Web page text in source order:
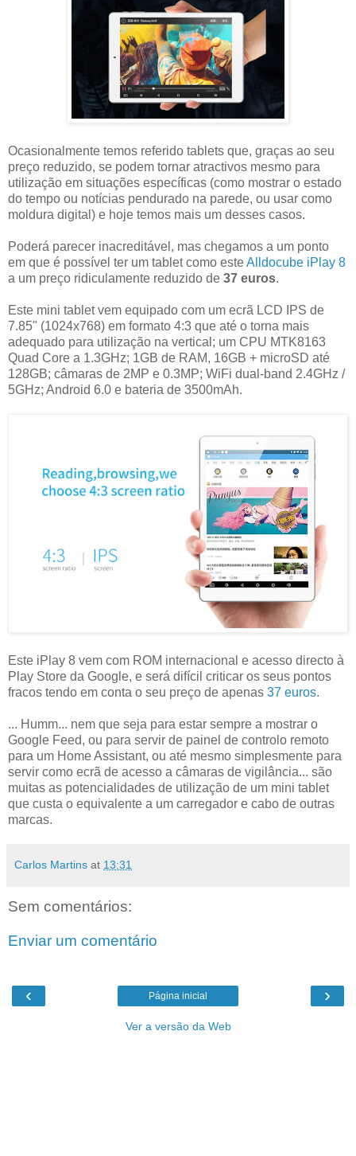
Ocasionalmente temos referido tablets que, graças ao seu
preço reduzido, se podem tornar atractivos mesmo para
utilização em situações específicas (como mostrar o estado
do tempo ou notícias pendurado na parede, ou usar como
moldura digital) e hoje temos mais um desses casos.
Poderá parecer inacreditável, mas chegamos a um ponto
em que é possível ter um tablet como esteAlldocube iPlay 8
a um preço ridiculamente reduzido de 37 euros.
Este mini tablet vem equipado com um ecrã LCD IPS de
7.85" (1024x768) em formato 4:3 que até o torna mais
adequado para utilização na vertical; um CPU MTK8163
Quad Core a 1.3GHz; 1GB de RAM, 16GB + microSD até
128GB; câmaras de 2MP e 0.3MP; WiFi dual-band 2.4GHz /
5GHz; Android 6.0 e bateria de 3500mAh.
Este iPlay 8 vem com ROM internacional e acesso directo à
Play Store da Google, e será difícil criticar os seus pontos
fracos tendo em conta o seu preço de apenas 37 euros.
... Humm... nem que seja para estar sempre a mostrar o
Google Feed, ou para servir de painel de controlo remoto
para um Home Assistant, ou até mesmo simplesmente para
servir como ecrã de acesso a câmaras de vigilância... são
muitas as potencialidades de utilização de um mini tablet
que custa o equivalente a um carregador e cabo de outras
marcas.
Carlos Martins at 13:31
Sem comentários:
Enviar um comentário
‹ ›
Página inicial
Ver a versão da Web